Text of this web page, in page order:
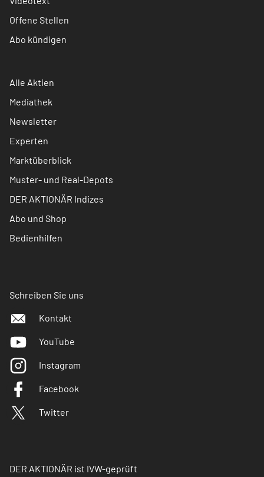
Offene Stellen
Abo kündigen
Alle Aktien
Mediathek
Newsletter
Experten
Marktüberblick
Muster- und Real-Depots
DER AKTIONÄR Indizes
Abo und Shop
Bedienhilfen
Schreiben Sie uns
Kontakt
YouTube
Instagram
Facebook
Twitter
DER AKTIONÄR ist IVW-geprüft